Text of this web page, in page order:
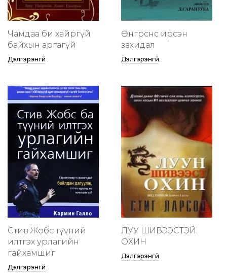
Чамдаа би хайргүй
байхын аргагүй
Дэлгэрэнгүй
Өнгөрснөөс ирсэн
захидал
Дэлгэрэнгүй
Стив Жобс түүний
илтгэх урлагийн
гайхамшиг
Дэлгэрэнгүй
ЛУУ ШИВЭЭСТЭЙ
ОХИН
Дэлгэрэнгүй